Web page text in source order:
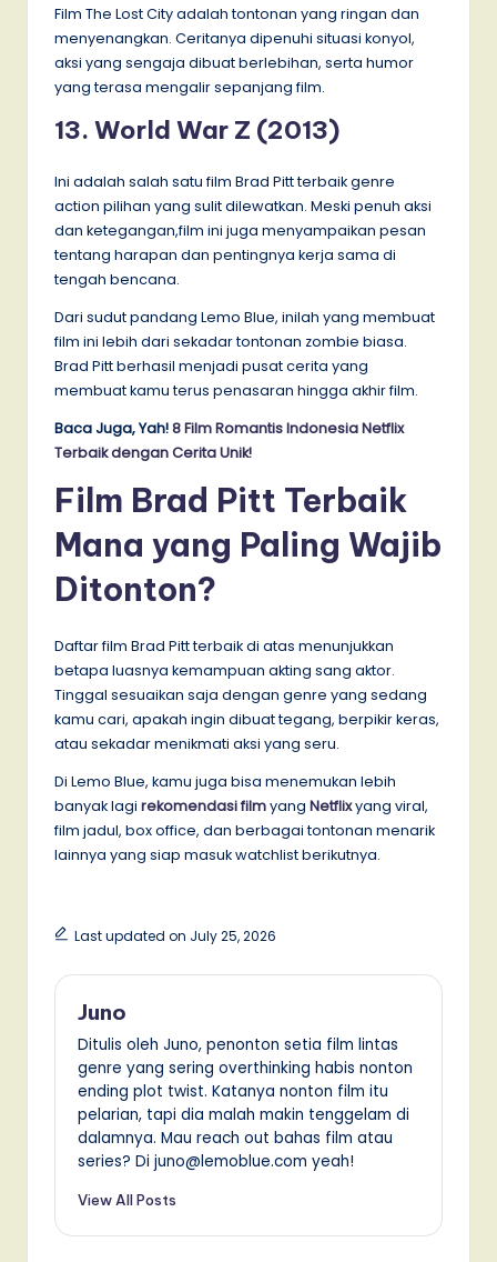
Film The Lost City adalah tontonan yang ringan dan
menyenangkan. Ceritanya dipenuhi situasi konyol,
aksi yang sengaja dibuat berlebihan, serta humor
yang terasa mengalir sepanjang film.
13. World War Z (2013)
Ini adalah salah satu film Brad Pitt terbaik genre
action pilihan yang sulit dilewatkan. Meski penuh aksi
dan ketegangan,film ini juga menyampaikan pesan
tentang harapan dan pentingnya kerja sama di
tengah bencana.
Dari sudut pandang Lemo Blue, inilah yang membuat
film ini lebih dari sekadar tontonan zombie biasa.
Brad Pitt berhasil menjadi pusat cerita yang
membuat kamu terus penasaran hingga akhir film.
Baca Juga, Yah!8 Film Romantis Indonesia Netflix
Terbaik dengan Cerita Unik!
Film Brad Pitt Terbaik
Mana yang Paling Wajib
Ditonton?
Daftar film Brad Pitt terbaik di atas menunjukkan
betapa luasnya kemampuan akting sang aktor.
Tinggal sesuaikan saja dengan genre yang sedang
kamu cari, apakah ingin dibuat tegang, berpikir keras,
atau sekadar menikmati aksi yang seru.
Di Lemo Blue, kamu juga bisa menemukan lebih
banyak lagi rekomendasi filmyang Netflixyang viral,
film jadul, box office, dan berbagai tontonan menarik
lainnya yang siap masuk watchlist berikutnya.
Last updated on July 25, 2026
Juno
Ditulis oleh Juno, penonton setia film lintas
genre yang sering overthinking habis nonton
ending plot twist. Katanya nonton film itu
pelarian, tapi dia malah makin tenggelam di
dalamnya. Mau reach out bahas film atau
series? Di juno@lemoblue.com yeah!
View All Posts